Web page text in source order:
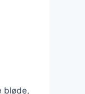
bløde,